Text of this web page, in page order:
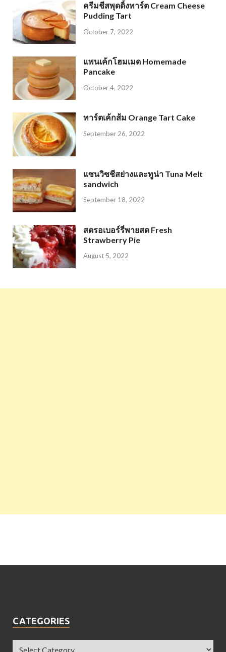
ครีมชีสพุดดิ้งทาร์ต Cream Cheese
Pudding Tart
October 7, 2022
แพนเค้กโฮมเมด Homemade
Pancake
October 4, 2022
ทาร์ตเค้กส้ม Orange Tart Cake
September 26, 2022
แซนวิซชีสย่างและทูน่า Tuna Melt
sandwich
September 18, 2022
สตรอเบอร์รี่พายสด Fresh
Strawberry Pie
August 5, 2022
CATEGORIES